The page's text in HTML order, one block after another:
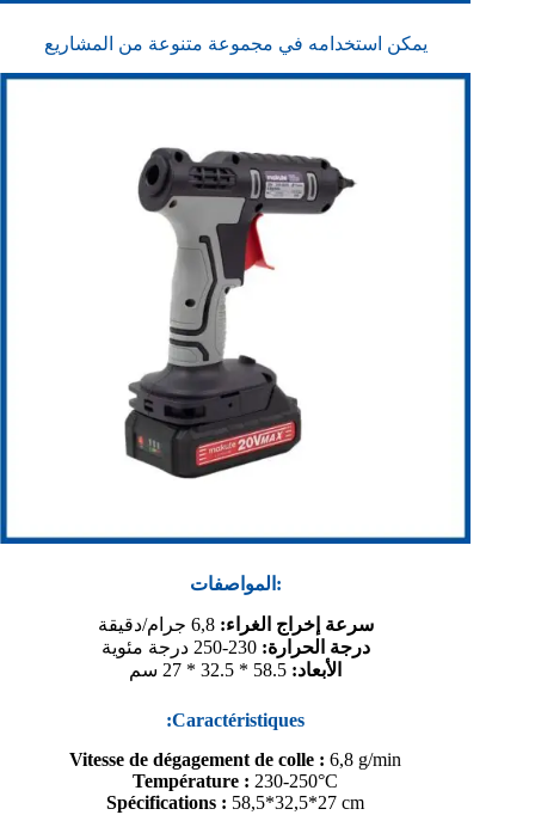
يمكن استخدامه في مجموعة متنوعة من المشاريع
المواصفات:
سرعة إخراج الغراء: 6,8 جرام/دقيقة
درجة الحرارة: 230-250 درجة مئوية
الأبعاد:
:Caractéristiques
Vitesse de dégagement de colle : 6,8 g/min
Température : 230-250°C
Spécifications : 58,5*32,5*27 cm